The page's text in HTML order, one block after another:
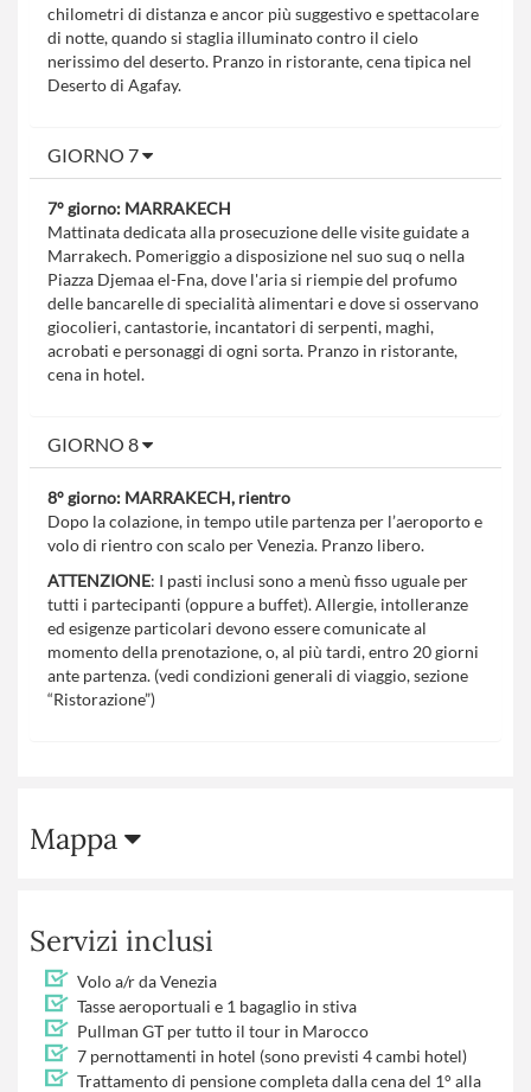
chilometri di distanza e ancor più suggestivo e spettacolare
di notte, quando si staglia illuminato contro il cielo
nerissimo del deserto. Pranzo in ristorante, cena tipica nel
Deserto di Agafay.
GIORNO 7
7° giorno: MARRAKECH
Mattinata dedicata alla prosecuzione delle visite guidate a
Marrakech. Pomeriggio a disposizione nel suo suq o nella
Piazza Djemaa el-Fna, dove l'aria si riempie del profumo
delle bancarelle di specialità alimentari e dove si osservano
giocolieri, cantastorie, incantatori di serpenti, maghi,
acrobati e personaggi di ogni sorta. Pranzo in ristorante,
cena in hotel.
GIORNO 8
8° giorno: MARRAKECH, rientro
Dopo la colazione, in tempo utile partenza per l’aeroporto e
volo di rientro con scalo per Venezia. Pranzo libero.
ATTENZIONE: I pasti inclusi sono a menù fisso uguale per
tutti i partecipanti (oppure a buffet). Allergie, intolleranze
ed esigenze particolari devono essere comunicate al
momento della prenotazione, o, al più tardi, entro 20 giorni
ante partenza. (vedi condizioni generali di viaggio, sezione
“Ristorazione”)
Mappa
Servizi inclusi
Volo a/r da Venezia
Tasse aeroportuali e 1 bagaglio in stiva
Pullman GT per tutto il tour in Marocco
7 pernottamenti in hotel (sono previsti 4 cambi hotel)
Trattamento di pensione completa dalla cena del 1° alla